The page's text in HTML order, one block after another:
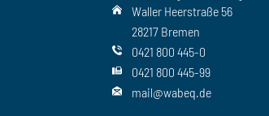
Waller Heerstraße 56
28217 Bremen
0421 800 445-0
0421 800 445-99
mail@wabeq.de